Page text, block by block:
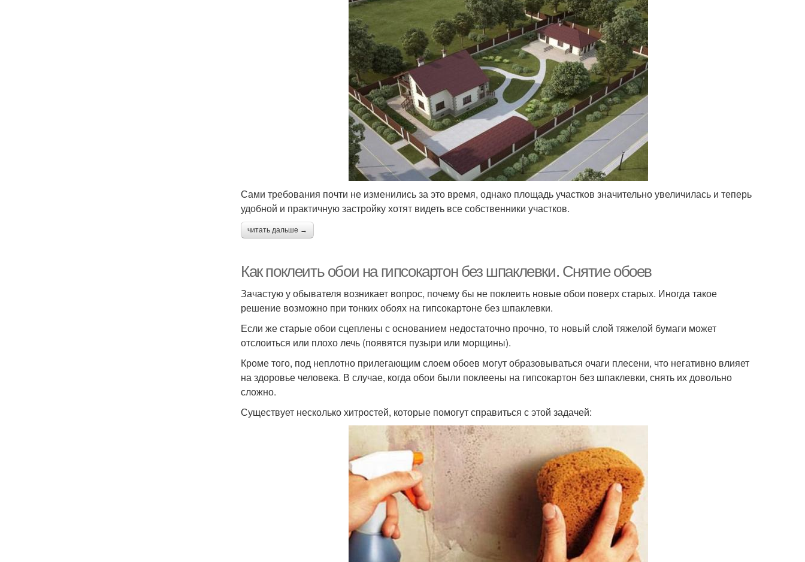
Сами требования почти не изменились за это время, однако площадь участков значительно увеличилась и теперь
удобной и практичную застройку хотят видеть все собственники участков.
читать дальше →
Как поклеить обои на гипсокартон без шпаклевки. Снятие обоев
Зачастую у обывателя возникает вопрос, почему бы не поклеить новые обои поверх старых. Иногда такое
решение возможно при тонких обоях на гипсокартоне без шпаклевки.
Если же старые обои сцеплены с основанием недостаточно прочно, то новый слой тяжелой бумаги может
отслоиться или плохо лечь (появятся пузыри или морщины).
Кроме того, под неплотно прилегающим слоем обоев могут образовываться очаги плесени, что негативно влияет
на здоровье человека. В случае, когда обои были поклеены на гипсокартон без шпаклевки, снять их довольно
сложно.
Существует несколько хитростей, которые помогут справиться с этой задачей: